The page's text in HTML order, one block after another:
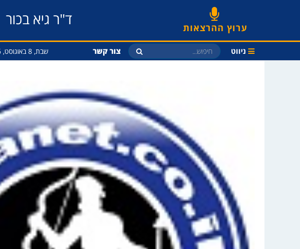
ערוץ ההרצאות ד"ר גיא בכור
ניווט צור קשר שבת, 8 באוגוסט, 2026